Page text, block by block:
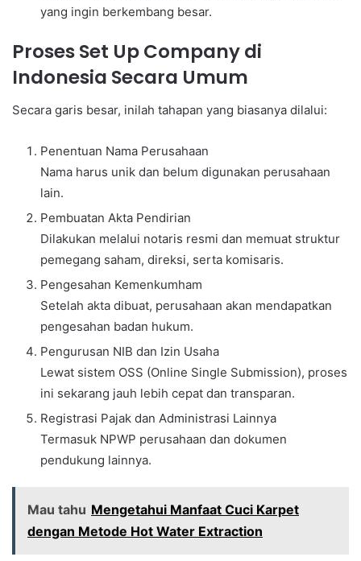
yang ingin berkembang besar.
Proses Set Up Company di
Indonesia Secara Umum
Secara garis besar, inilah tahapan yang biasanya dilalui:
Penentuan Nama Perusahaan
Nama harus unik dan belum digunakan perusahaan
lain.
Pembuatan Akta Pendirian
Dilakukan melalui notaris resmi dan memuat struktur
pemegang saham, direksi, serta komisaris.
Pengesahan Kemenkumham
Setelah akta dibuat, perusahaan akan mendapatkan
pengesahan badan hukum.
Pengurusan NIB dan Izin Usaha
Lewat sistem OSS (Online Single Submission), proses
ini sekarang jauh lebih cepat dan transparan.
Registrasi Pajak dan Administrasi Lainnya
Termasuk NPWP perusahaan dan dokumen
pendukung lainnya.
Mau tahu Mengetahui Manfaat Cuci Karpet
dengan Metode Hot Water Extraction